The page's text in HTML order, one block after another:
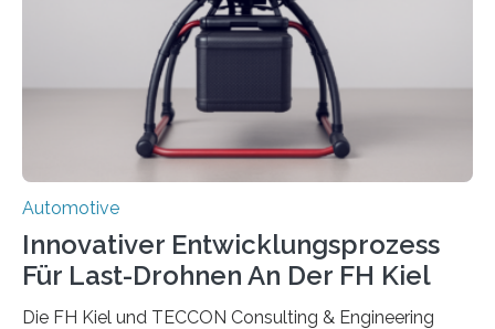
verursacht erhebliche CO2-Emissionen, verglichen mit
Rohstahl sogar das zehnfache. Forschende des
Fraunhofer-Instituts für Gießerei-, Composite- und
Verarbeitungstechnik IGCV wollen…
Automotive
Innovativer Entwicklungsprozess
Für Last-Drohnen An Der FH Kiel
Die FH Kiel und TECCON Consulting & Engineering